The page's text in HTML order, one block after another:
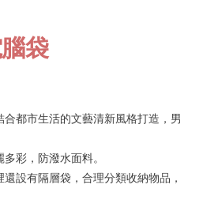
袋
都市生活的文藝清新風格打造，男
彩，防潑水面料。
設有隔層袋，合理分類收納物品，